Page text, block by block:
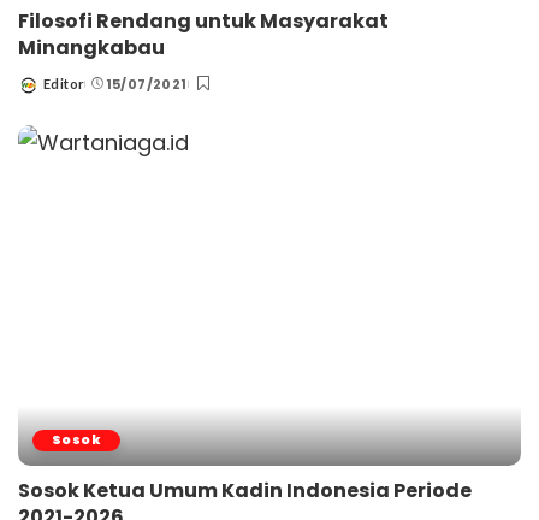
Filosofi Rendang untuk Masyarakat
Minangkabau
Posted
Editor 15/07/2021
Sosok
Sosok Ketua Umum Kadin Indonesia Periode